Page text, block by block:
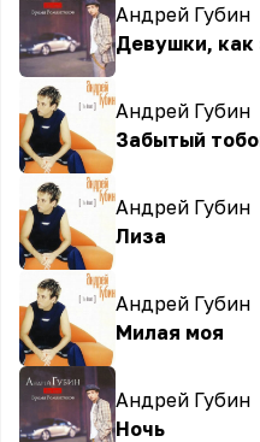
Андрей Губин
Девушки, как
Андрей Губин
Забытый
Андрей Губин
Лиза
Андрей Губин
Милая моя
Андрей Губин
Ночь